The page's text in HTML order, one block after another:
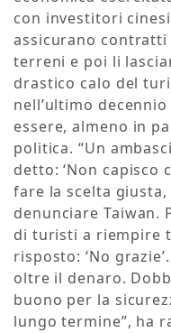
con investitori
assicurano contratti
terreni e poi li
drastico calo del
nell’ultimo
essere, almeno in
politica. “Un
detto: ‘Non capisco
fare la scelta
denunciare Taiwan.
di turisti a riempire
risposto: ‘No
oltre il denaro.
buono per la
lungo termine”, ha